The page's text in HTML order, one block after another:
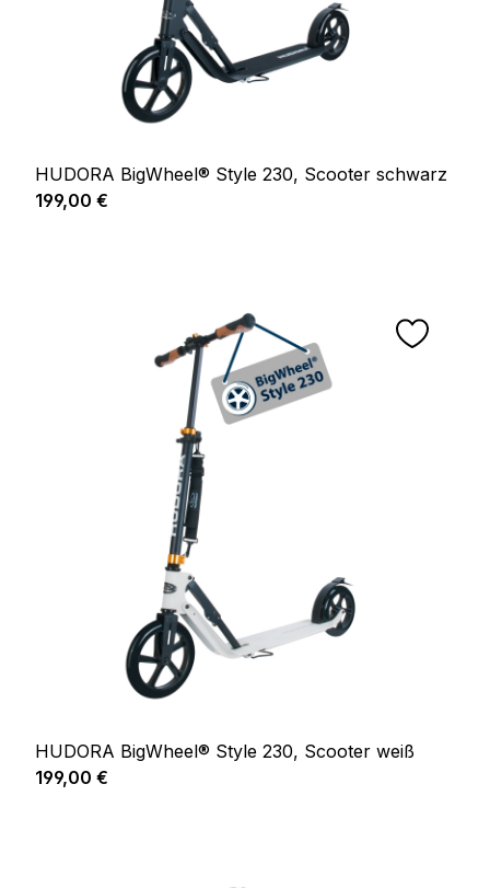
HUDORA BigWheel® Style 230, Scooter schwarz
Regulärer Preis:
199,00 €
HUDORA BigWheel® Style 230, Scooter weiß
Regulärer Preis:
199,00 €